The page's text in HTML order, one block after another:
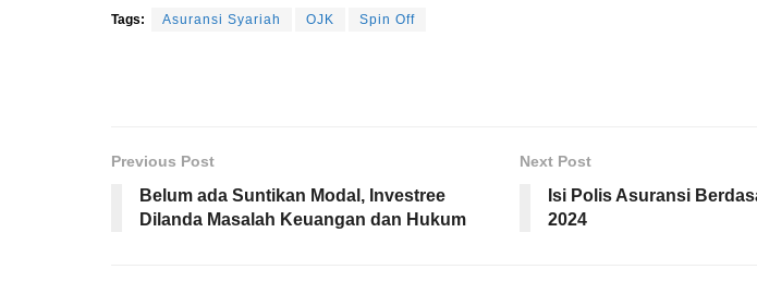
Tags: Asuransi Syariah OJK Spin Off
Previous Post
Belum ada Suntikan Modal, Investree
Dilanda Masalah Keuangan dan Hukum
Next Post
Isi Polis Asuransi
2024